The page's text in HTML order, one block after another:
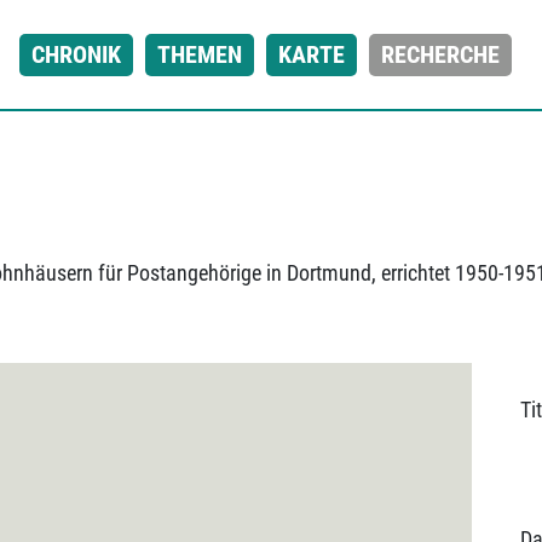
CHRONIK THEMEN KARTE RECHERCHE
für Postangehörige in Dortmund, errichtet 1950-1951